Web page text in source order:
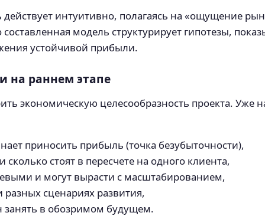
интуитивно, полагаясь на «ощущение
модель структурирует гипотезы,
устойчивой прибыли.
на раннем этапе
экономическую целесообразность проекта. Уже
приносить прибыль (точка безубыточности),
стоят в пересчете на одного клиента,
и могут вырасти с масштабированием,
сценариях развития,
занять в обозримом будущем.